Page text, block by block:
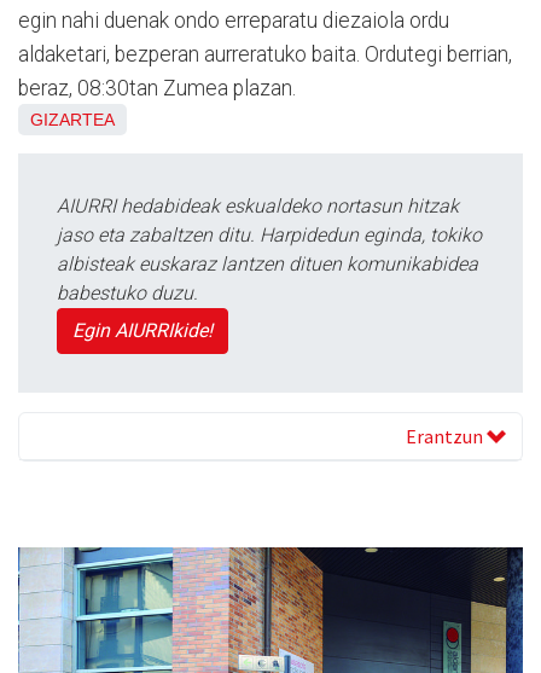
egin nahi duenak ondo erreparatu diezaiola ordu
aldaketari, bezperan aurreratuko baita. Ordutegi berrian,
beraz, 08:30tan Zumea plazan.
GIZARTEA
AIURRI hedabideak eskualdeko nortasun hitzak
jaso eta zabaltzen ditu. Harpidedun eginda, tokiko
albisteak euskaraz lantzen dituen komunikabidea
babestuko duzu.
Egin AIURRIkide!
Erantzun